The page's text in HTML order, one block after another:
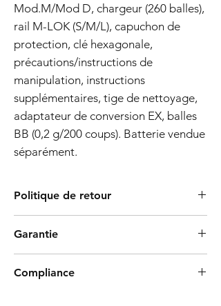
Mod.M/Mod D, chargeur (260 balles),
rail M-LOK (S/M/L), capuchon de
protection, clé hexagonale,
précautions/instructions de
manipulation, instructions
supplémentaires, tige de nettoyage,
adaptateur de conversion EX, balles
BB (0,2 g/200 coups). Batterie vendue
séparément.
Politique de retour
leur processus de fabrication de haute
qualité et leur fiabilité. Cependant, si vous
découvrez un défaut empêchant le produit
de fonctionner comme prévu, nous vous
Garantie
Politique de garantie de 6 mois sur les
Compliance